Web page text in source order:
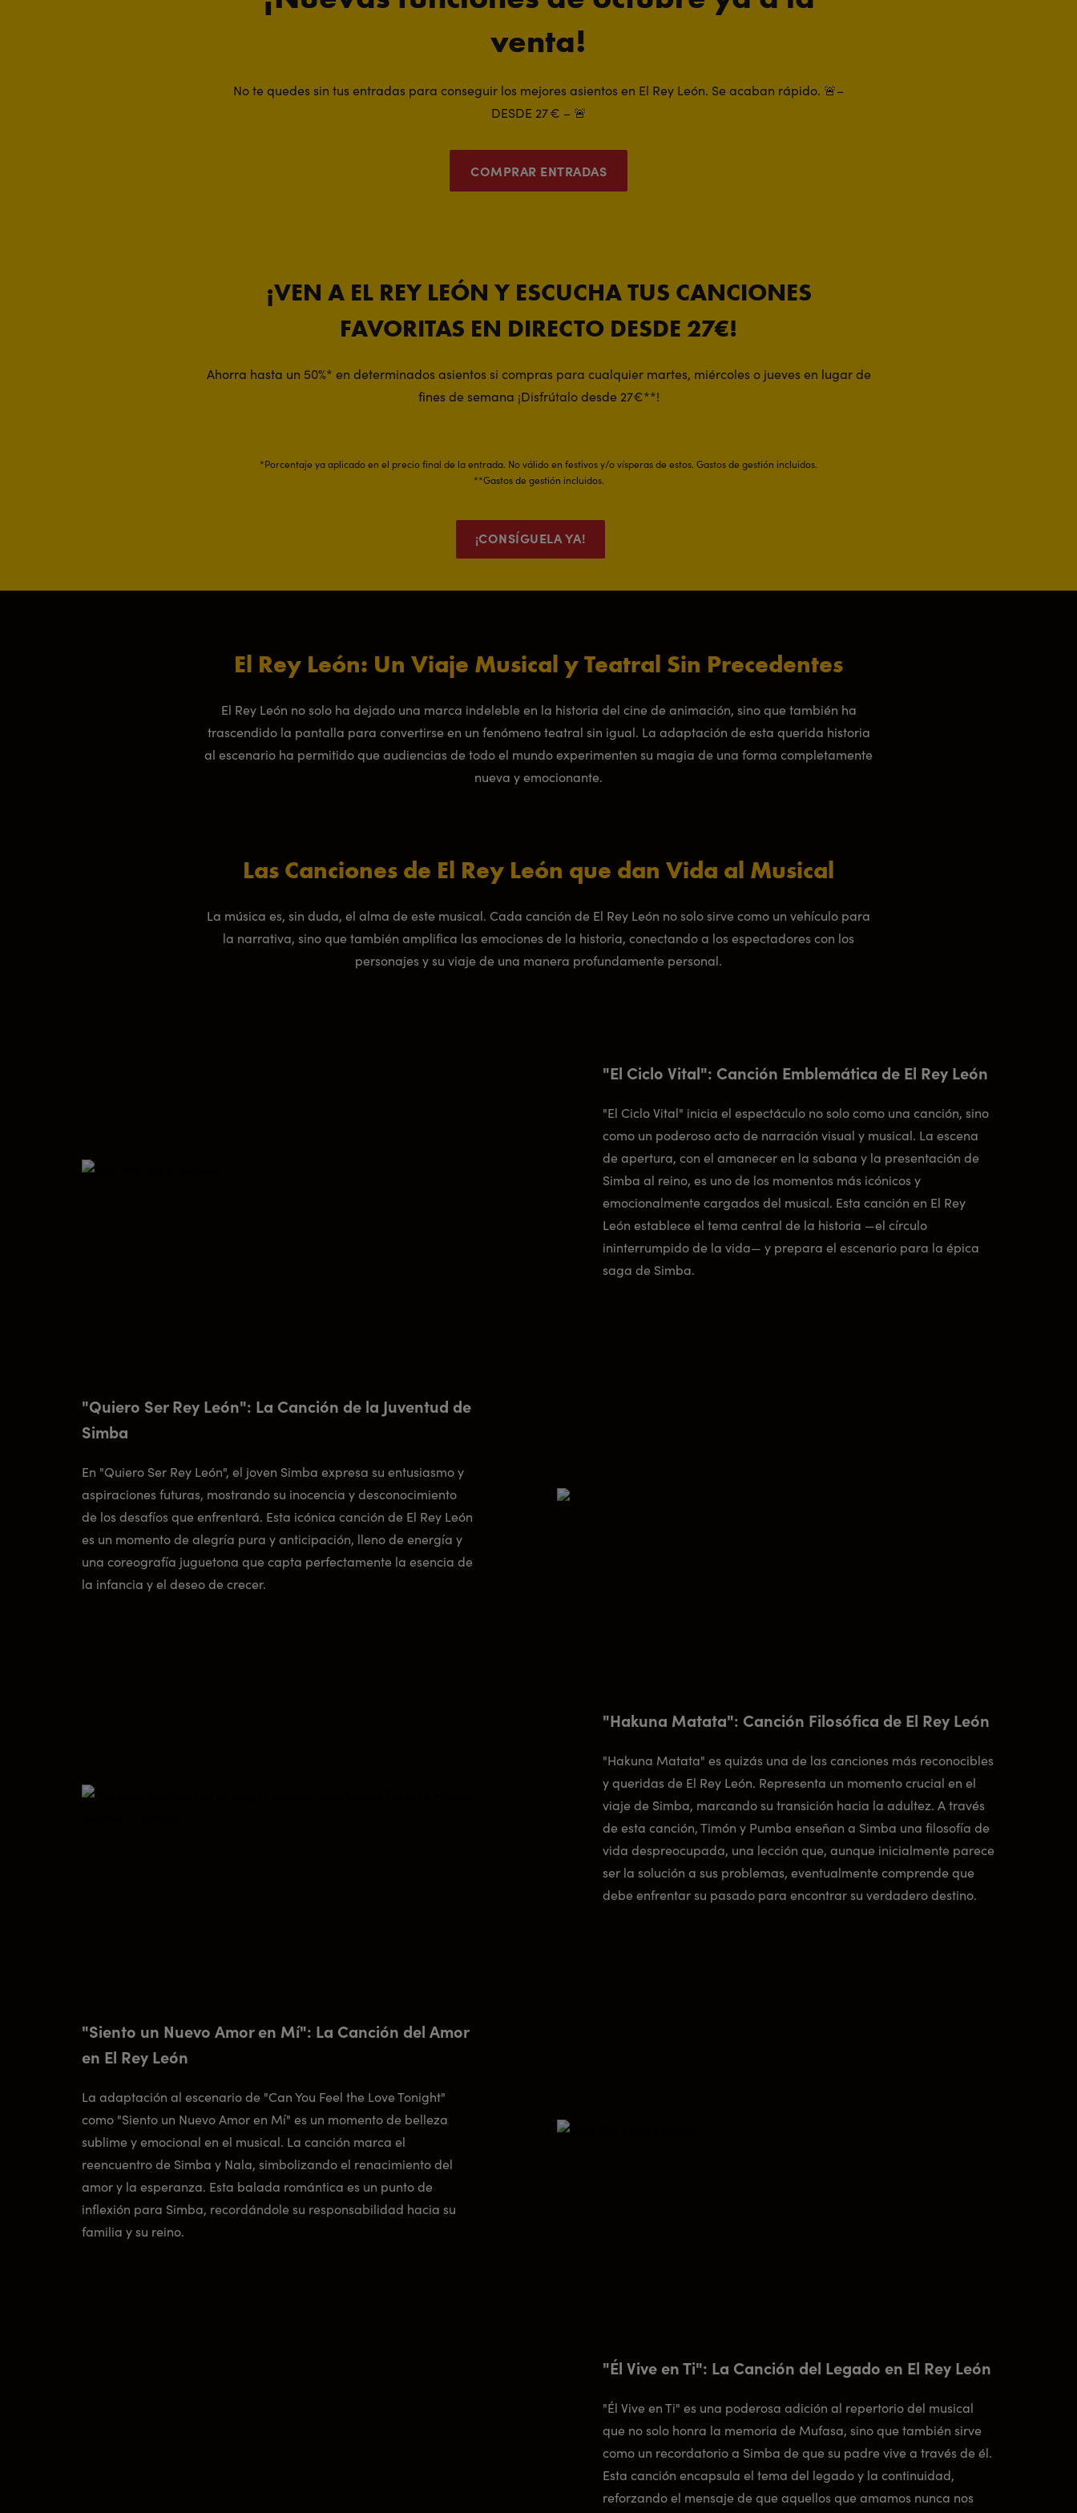
venta!
No te quedes sin tus entradas para conseguir los mejores asientos en El Rey León. Se acaban rápido. 🚨–
DESDE 27 € – 🚨
COMPRAR ENTRADAS
¡VEN A EL REY LEÓN Y ESCUCHA TUS CANCIONES
FAVORITAS EN DIRECTO DESDE 27€!
Ahorra hasta un 50%* en determinados asientos si compras para cualquier martes, miércoles o jueves en lugar de
fines de semana ¡Disfrútalo desde 27€**!
*Porcentaje ya aplicado en el precio final de la entrada. No válido en festivos y/o vísperas de estos. Gastos de gestión incluidos.
**Gastos de gestión incluidos.
¡CONSÍGUELA YA!
El Rey León: Un Viaje Musical y Teatral Sin Precedentes
El Rey León no solo ha dejado una marca indeleble en la historia del cine de animación, sino que también ha
trascendido la pantalla para convertirse en un fenómeno teatral sin igual. La adaptación de esta querida historia
al escenario ha permitido que audiencias de todo el mundo experimenten su magia de una forma completamente
nueva y emocionante.
Las Canciones de El Rey León que dan Vida al Musical
La música es, sin duda, el alma de este musical. Cada canción de El Rey León no solo sirve como un vehículo para
la narrativa, sino que también amplifica las emociones de la historia, conectando a los espectadores con los
personajes y su viaje de una manera profundamente personal.
"El Ciclo Vital": Canción Emblemática de El Rey León
"El Ciclo Vital" inicia el espectáculo no solo como una canción, sino
como un poderoso acto de narración visual y musical. La escena
de apertura, con el amanecer en la sabana y la presentación de
Simba al reino, es uno de los momentos más icónicos y
emocionalmente cargados del musical. Esta canción en El Rey
León establece el tema central de la historia —el círculo
ininterrumpido de la vida— y prepara el escenario para la épica
saga de Simba.
"Quiero Ser Rey León": La Canción de la Juventud de
Simba
En "Quiero Ser Rey León", el joven Simba expresa su entusiasmo y
aspiraciones futuras, mostrando su inocencia y desconocimiento
de los desafíos que enfrentará. Esta icónica canción de El Rey León
es un momento de alegría pura y anticipación, lleno de energía y
una coreografía juguetona que capta perfectamente la esencia de
la infancia y el deseo de crecer.
"Hakuna Matata": Canción Filosófica de El Rey León
"Hakuna Matata" es quizás una de las canciones más reconocibles
y queridas de El Rey León. Representa un momento crucial en el
viaje de Simba, marcando su transición hacia la adultez. A través
de esta canción, Timón y Pumba enseñan a Simba una filosofía de
vida despreocupada, una lección que, aunque inicialmente parece
ser la solución a sus problemas, eventualmente comprende que
debe enfrentar su pasado para encontrar su verdadero destino.
"Siento un Nuevo Amor en Mí": La Canción del Amor
en El Rey León
La adaptación al escenario de "Can You Feel the Love Tonight"
como "Siento un Nuevo Amor en Mí" es un momento de belleza
sublime y emocional en el musical. La canción marca el
reencuentro de Simba y Nala, simbolizando el renacimiento del
amor y la esperanza. Esta balada romántica es un punto de
inflexión para Simba, recordándole su responsabilidad hacia su
familia y su reino.
"Él Vive en Ti": La Canción del Legado en El Rey León
"Él Vive en Ti" es una poderosa adición al repertorio del musical
que no solo honra la memoria de Mufasa, sino que también sirve
como un recordatorio a Simba de que su padre vive a través de él.
Esta canción encapsula el tema del legado y la continuidad,
reforzando el mensaje de que aquellos que amamos nunca nos